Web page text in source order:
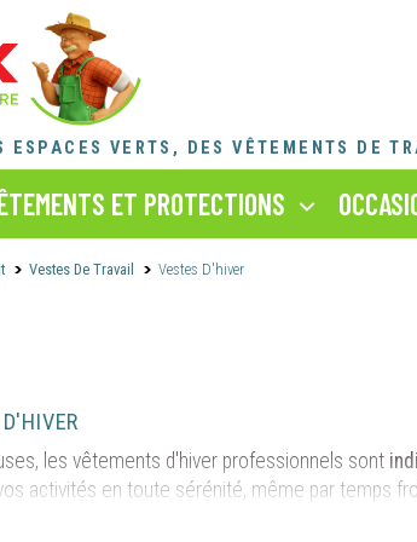
ESPACES VERTS, DES VÊTEMENTS DE
ET PROTECTIONS
NOS FORFAITS
SAV ET
* La référence produit est celle
Vestes De Travail Vestes D'hiver
les vêtements d'hiver professionnels sont
activités en toute sérénité, même par temps
votre bouclier contre le froid.